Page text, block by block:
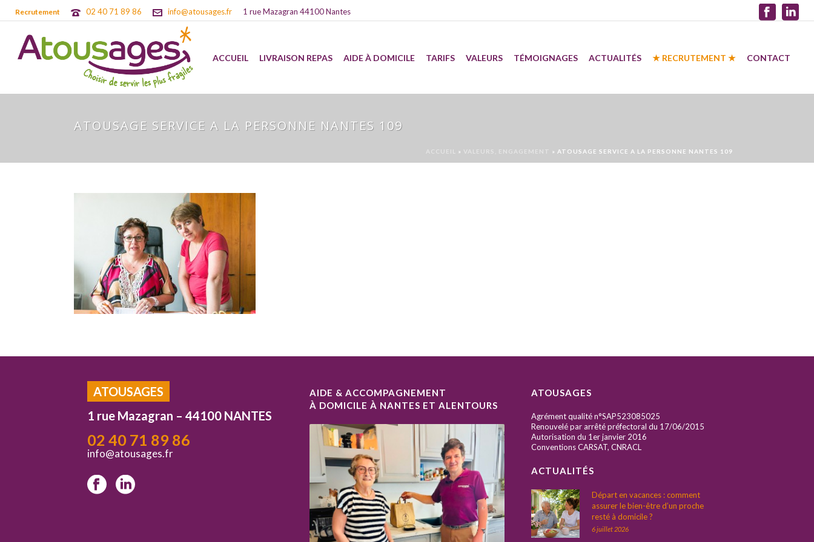
Recrutement 02 40 71 89 86 info@atousages.fr 1 rue Mazagran 44100 Nantes
ACCUEIL LIVRAISON REPAS AIDE À DOMICILE TARIFS VALEURS TÉMOIGNAGES ACTUALITÉS ★ RECRUTEMENT ★ CONTACT
ATOUSAGE SERVICE A LA PERSONNE NANTES 109
ACCUEIL » VALEURS, ENGAGEMENT » ATOUSAGE SERVICE A LA PERSONNE NANTES 109
ATOUSAGES
1 rue Mazagran – 44100 NANTES
02 40 71 89 86
info@atousages.fr
AIDE & ACCOMPAGNEMENT
À DOMICILE À NANTES ET ALENTOURS
ATOUSAGES
Agrément qualité n°SAP523085025
Renouvelé par arrêté préfectoral du 17/06/2015
Autorisation du 1er janvier 2016
Conventions CARSAT, CNRACL
ACTUALITÉS
Départ en vacances : comment
assurer le bien-être d’un proche
resté à domicile ?
6 juillet 2026